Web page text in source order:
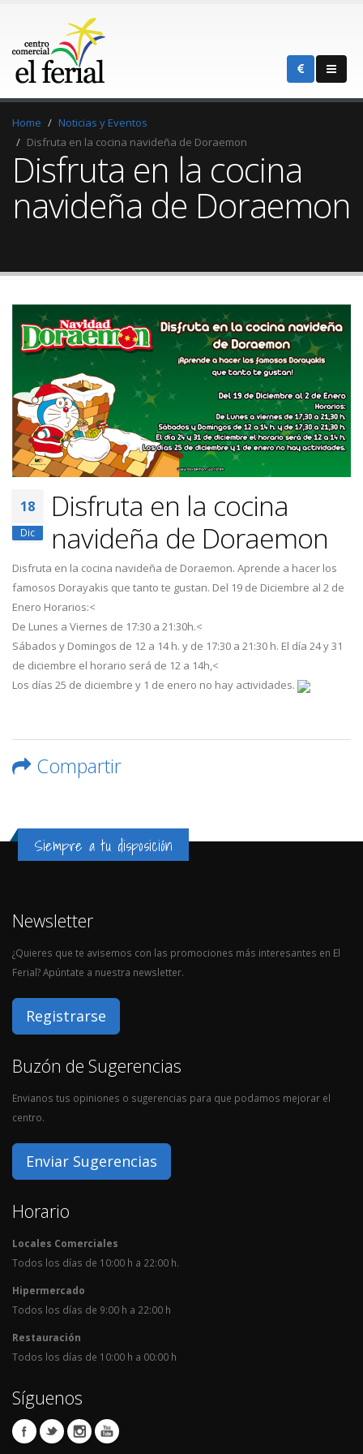
Home
Noticias y Eventos
Disfruta en la cocina navideña de Doraemon
Disfruta en la cocina
navideña de Doraemon
18
Dic
Disfruta en la cocina
navideña de Doraemon
Disfruta en la cocina navideña de Doraemon. Aprende a hacer los
famosos Dorayakis que tanto te gustan. Del 19 de Diciembre al 2 de
Enero Horarios:<
De Lunes a Viernes de 17:30 a 21:30h.<
Sábados y Domingos de 12 a 14 h. y de 17:30 a 21:30 h. El día 24 y 31
de diciembre el horario será de 12 a 14h,<
Los días 25 de diciembre y 1 de enero no hay actividades.
Compartir
Siempre a tu disposición
Newsletter
¿Quieres que te avisemos con las promociones más interesantes en El
Ferial? Apúntate a nuestra newsletter.
Registrarse
Buzón de Sugerencias
Envianos tus opiniones o sugerencias para que podamos mejorar el
centro.
Enviar Sugerencias
Horario
Locales Comerciales
Todos los días de 10:00 h a 22:00 h.
Hipermercado
Todos los días de 9:00 h a 22:00 h
Restauración
Todos los días de 10:00 h a 00:00 h
Síguenos